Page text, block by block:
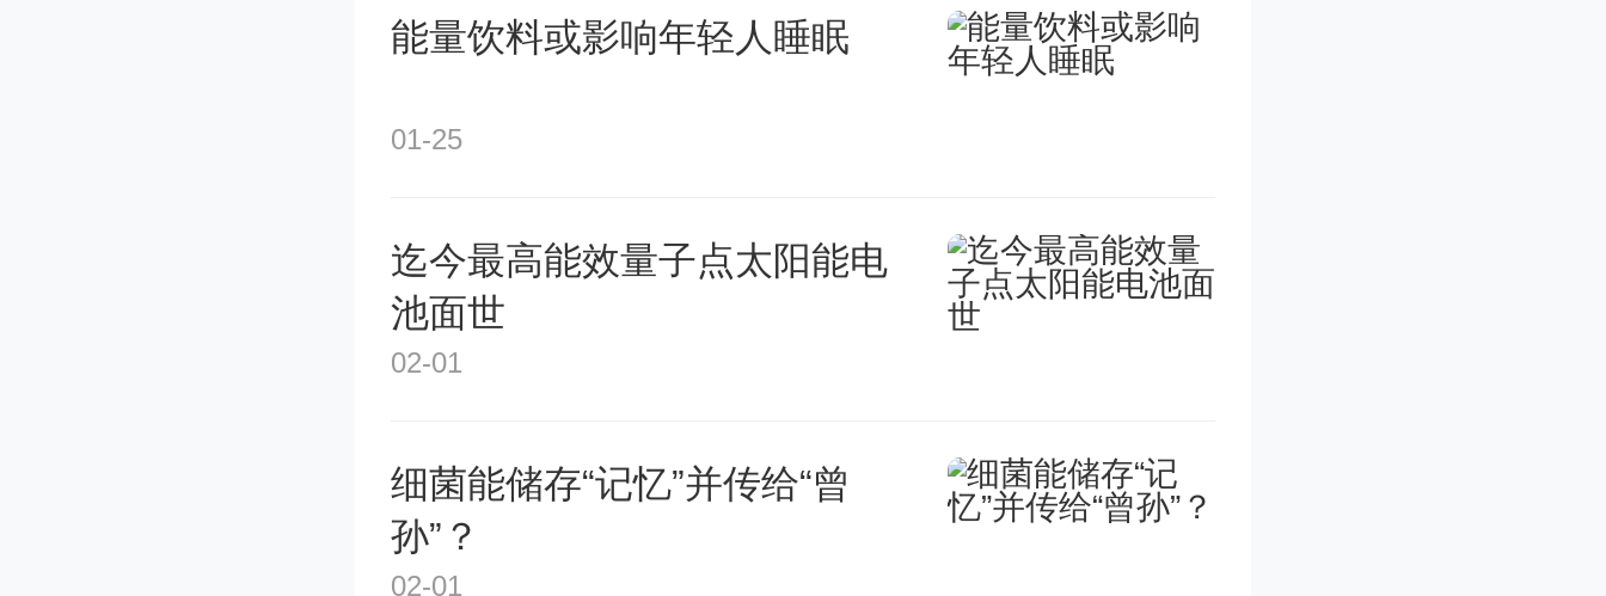
能量饮料或影响年轻人睡眠
01-25
迄今最高能效量子点太阳能电
池面世
02-01
细菌能储存“记忆”并传给“曾
孙”？
02-01